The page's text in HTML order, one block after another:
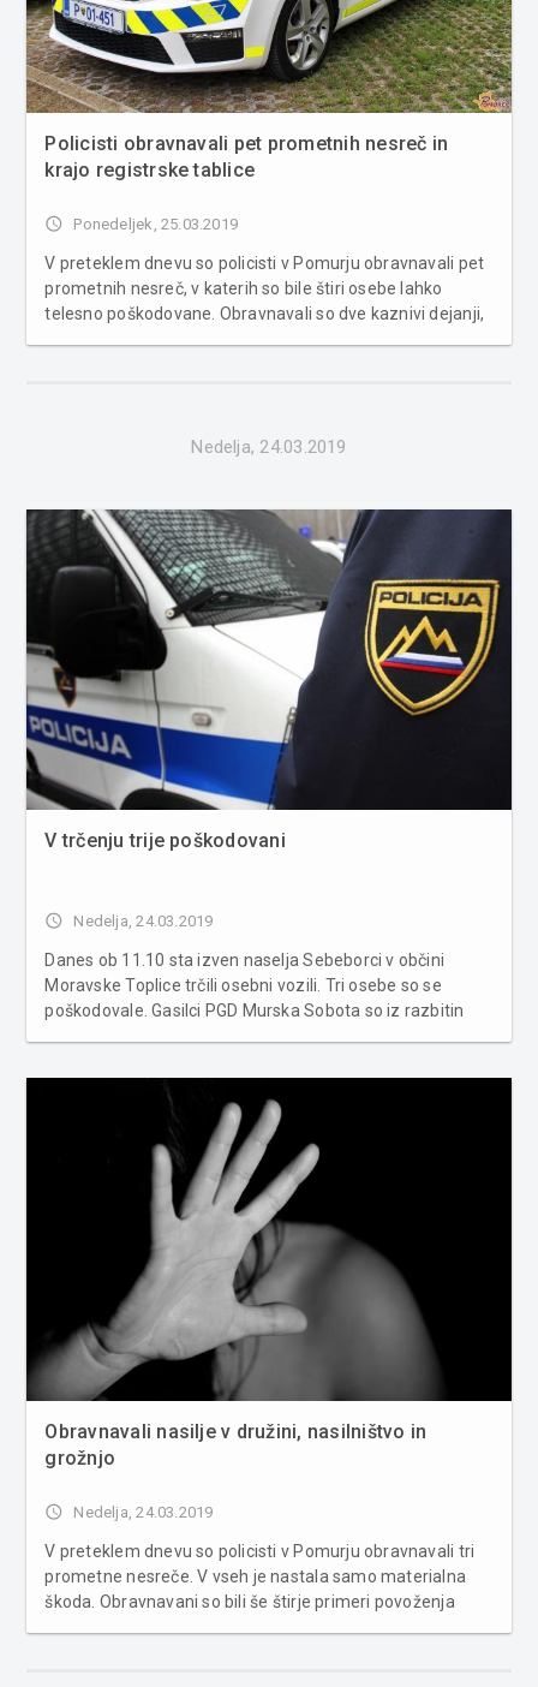
Policisti obravnavali pet prometnih nesreč in
krajo registrske tablice
access_time Ponedeljek, 25.03.2019
V preteklem dnevu so policisti v Pomurju obravnavali pet
prometnih nesreč, v katerih so bile štiri osebe lahko
telesno poškodovane. Obravnavali so dve kaznivi dejanji,
Nedelja, 24.03.2019
V trčenju trije poškodovani
access_time Nedelja, 24.03.2019
Danes ob 11.10 sta izven naselja Sebeborci v občini
Moravske Toplice trčili osebni vozili. Tri osebe so se
poškodovale. Gasilci PGD Murska Sobota so iz razbitin
Obravnavali nasilje v družini, nasilništvo in
grožnjo
access_time Nedelja, 24.03.2019
V preteklem dnevu so policisti v Pomurju obravnavali tri
prometne nesreče. V vseh je nastala samo materialna
škoda. Obravnavani so bili še štirje primeri povoženja